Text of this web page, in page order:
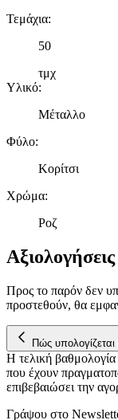
διαφημίσεις και
πληροφορίες
δικτύωσης,
Τεμάχια:
50
τμχ
Υλικό:
Μέταλλο
Φύλο:
Κορίτσι
Χρώμα:
Ροζ
Αξιολογήσεις
Προς το παρόν δεν
προστεθούν, θα
Πώς
Η τελική βαθμολογία
που έχουν
επιβεβαιώσει την
Γράψου στο